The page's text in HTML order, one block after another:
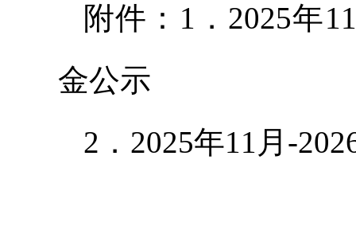
附件：1．2025年
金公示
2．2025年11月-